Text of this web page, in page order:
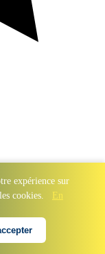
expérience sur
cookies.
En